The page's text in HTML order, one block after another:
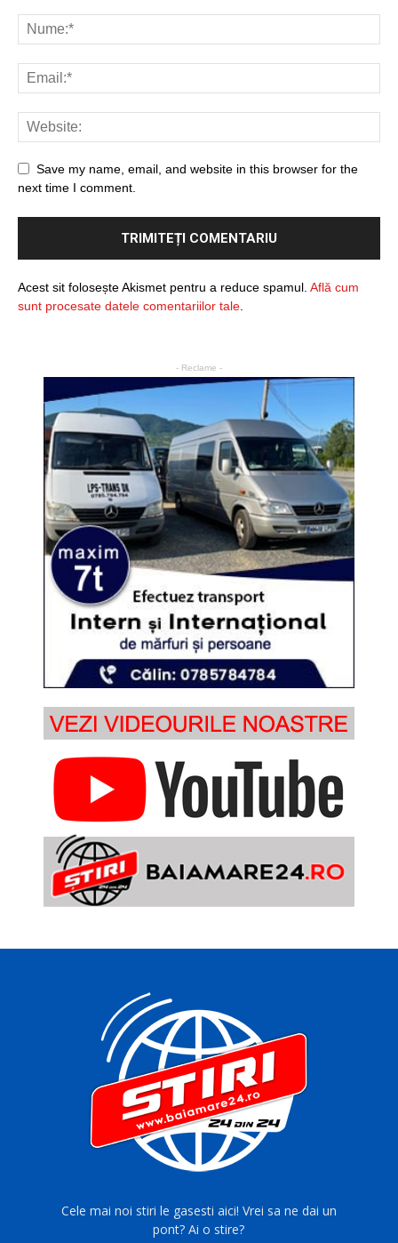
Save my name, email, and website in this browser for the
next time I comment.
Acest sit folosește Akismet pentru a reduce spamul. Află cum
sunt procesate datele comentariilor tale
- Reclame -
Cele mai noi stiri le gasesti aici! Vrei sa ne dai un
pont? Ai o stire?